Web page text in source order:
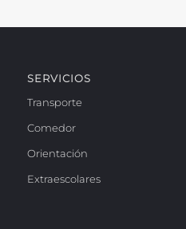
SERVICIOS
Transporte
Comedor
Orientación
Extraescolares